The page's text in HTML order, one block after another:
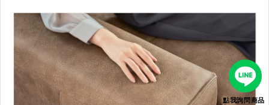
點我詢問商品